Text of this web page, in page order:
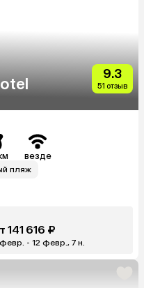
9.3
51 отзыв
везде
пляж
141 616 ₽
- 12 февр., 7 н.